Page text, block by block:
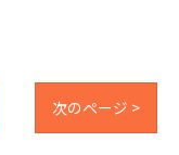
次のページ >